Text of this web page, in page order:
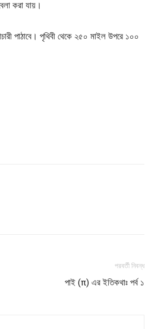
Company
করা যায়।
পাঠাবে। পৃথিবী থেকে ২৫০ মাইল উপরে ১০০
পরবর্তী নিবন্ধ
পাই (π) এর ইতিকথাঃ পর্ব ১